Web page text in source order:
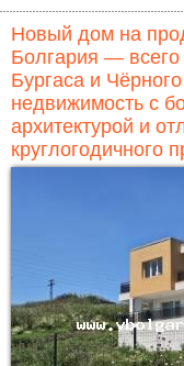
Новый дом на
Болгария — всего
Бургаса и
недвижимость с
архитектурой и
круглогодичного